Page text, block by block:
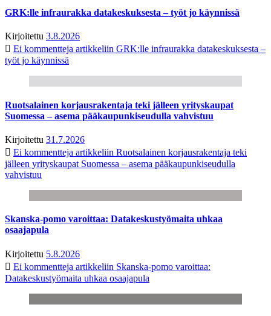
GRK:lle infraurakka datakeskuksesta – työt jo käynnissä
Kirjoitettu 3.8.2026
Ei kommentteja artikkeliin GRK:lle infraurakka datakeskuksesta –
työt jo käynnissä
Ruotsalainen korjausrakentaja teki jälleen yrityskaupat
Suomessa – asema pääkaupunkiseudulla vahvistuu
Kirjoitettu 31.7.2026
Ei kommentteja artikkeliin Ruotsalainen korjausrakentaja teki
jälleen yrityskaupat Suomessa – asema pääkaupunkiseudulla
vahvistuu
Skanska-pomo varoittaa: Datakeskustyömaita uhkaa
osaajapula
Kirjoitettu 5.8.2026
Ei kommentteja artikkeliin Skanska-pomo varoittaa:
Datakeskustyömaita uhkaa osaajapula